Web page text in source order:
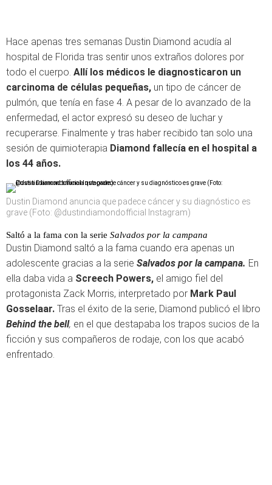
Hace apenas tres semanas Dustin Diamond acudía al
hospital de Florida tras sentir unos extraños dolores por
todo el cuerpo. Allí los médicos le diagnosticaron un
carcinoma de células pequeñas, un tipo de cáncer de
pulmón, que tenía en fase 4. A pesar de lo avanzado de la
enfermedad, el actor expresó su deseo de luchar y
recuperarse. Finalmente y tras haber recibido tan solo una
sesión de quimioterapia Diamond fallecía en el hospital a
los 44 años.
Dustin Diamond anuncia que padece cáncer y su diagnóstico es
grave (Foto: @dustindiamondofficial Instagram)
Saltó a la fama con la serie Salvados por la campana
Dustin Diamond saltó a la fama cuando era apenas un
adolescente gracias a la serie Salvados por la campana. En
ella daba vida a Screech Powers, el amigo fiel del
protagonista Zack Morris, interpretado por Mark Paul
Gosselaar. Tras el éxito de la serie, Diamond publicó el libro
Behind the bell, en el que destapaba los trapos sucios de la
ficción y sus compañeros de rodaje, con los que acabó
enfrentado.